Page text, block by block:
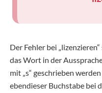
Der Fehler bei
das Wort in der
mit „s“ geschrieben
ebendieser Buchstabe bei